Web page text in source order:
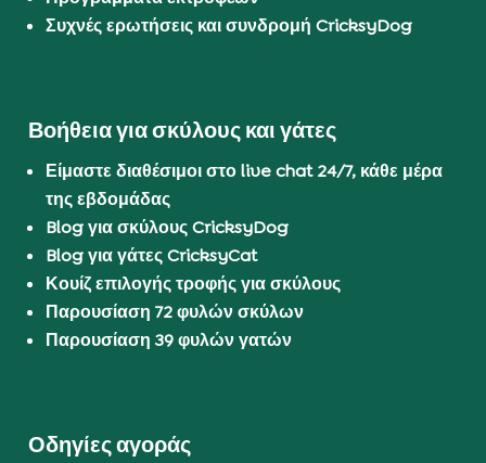
Συχνές ερωτήσεις και συνδρομή CricksyDog
Βοήθεια για σκύλους και γάτες
Είμαστε διαθέσιμοι στο live chat 24/7, κάθε μέρα
της εβδομάδας
Blog για σκύλους CricksyDog
Blog για γάτες CricksyCat
Κουίζ επιλογής τροφής για σκύλους
Παρουσίαση 72 φυλών σκύλων
Παρουσίαση 39 φυλών γατών
Οδηγίες αγοράς